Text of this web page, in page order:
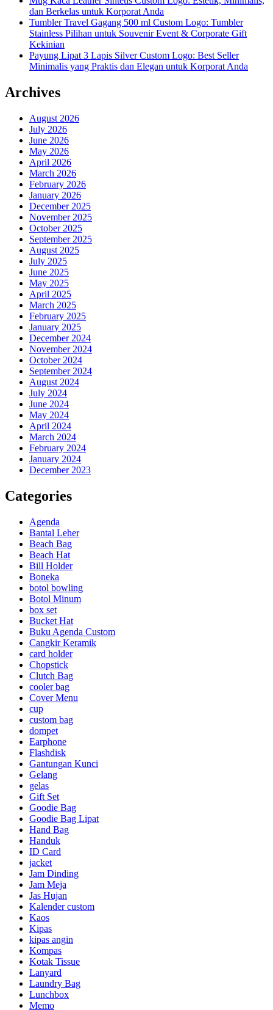
dan Berkelas untuk Korporat Anda
Tumbler Travel Gagang 500 ml Custom Logo: Tumbler
Stainless Pilihan untuk Souvenir Event & Corporate Gift
Kekinian
Payung Lipat 3 Lapis Silver Custom Logo: Best Seller
Minimalis yang Praktis dan Elegan untuk Korporat Anda
Archives
August 2026
July 2026
June 2026
May 2026
April 2026
March 2026
February 2026
January 2026
December 2025
November 2025
October 2025
September 2025
August 2025
July 2025
June 2025
May 2025
April 2025
March 2025
February 2025
January 2025
December 2024
November 2024
October 2024
September 2024
August 2024
July 2024
June 2024
May 2024
April 2024
March 2024
February 2024
January 2024
December 2023
Categories
Agenda
Bantal Leher
Beach Bag
Beach Hat
Bill Holder
Boneka
botol bowling
Botol Minum
box set
Bucket Hat
Buku Agenda Custom
Cangkir Keramik
card holder
Chopstick
Clutch Bag
cooler bag
Cover Menu
cup
custom bag
dompet
Earphone
Flashdisk
Gantungan Kunci
Gelang
gelas
Gift Set
Goodie Bag
Goodie Bag Lipat
Hand Bag
Handuk
ID Card
jacket
Jam Dinding
Jam Meja
Jas Hujan
Kalender custom
Kaos
Kipas
kipas angin
Kompas
Kotak Tissue
Lanyard
Laundry Bag
Lunchbox
Memo